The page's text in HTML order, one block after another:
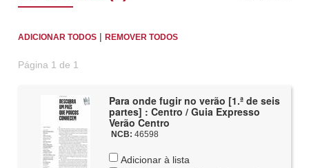
ADICIONAR TODOS |REMOVER TODOS
Página 1 de 1
Para onde fugir no verão [1.ª de seis
partes] : Centro / Guia Expresso
Verão Centro
NCB: 46598
Adicionar à lista